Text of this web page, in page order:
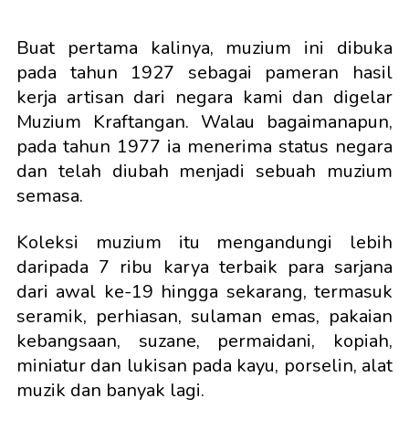
Buat pertama kalinya, muzium ini dibuka
pada tahun 1927 sebagai pameran hasil
kerja artisan dari negara kami dan digelar
Muzium Kraftangan. Walau bagaimanapun,
pada tahun 1977 ia menerima status negara
dan telah diubah menjadi sebuah muzium
semasa.
Koleksi muzium itu mengandungi lebih
daripada 7 ribu karya terbaik para sarjana
dari awal ke-19 hingga sekarang, termasuk
seramik, perhiasan, sulaman emas, pakaian
kebangsaan, suzane, permaidani, kopiah,
miniatur dan lukisan pada kayu, porselin, alat
muzik dan banyak lagi.